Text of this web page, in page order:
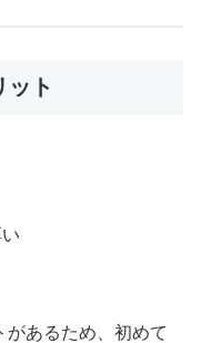
ット
があるため、初めて